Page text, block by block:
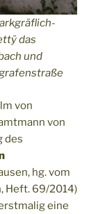
das
und
von
von
des
hg. vom
Heft. 69/2014)
eine